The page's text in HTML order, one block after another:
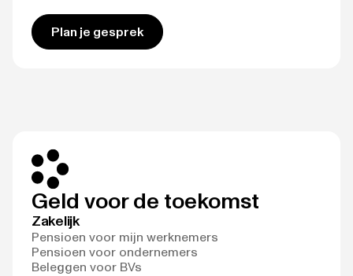
Plan je gesprek
Geld voor de toekomst
Zakelijk
Pensioen voor mijn werknemers
Pensioen voor ondernemers
Beleggen voor BVs